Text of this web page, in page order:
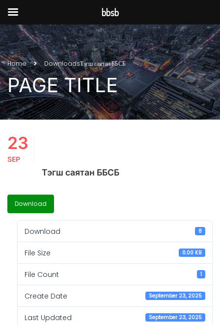
Home DownloadsТэгш саятан ББСБ
PAGE TITLE
23
SEP
Тэгш саятан ББСБ
Download
Download 8
File Size 0.00 KB
File Count 1
Create Date September 23, 2025
Last Updated September 23, 2025
bbsb